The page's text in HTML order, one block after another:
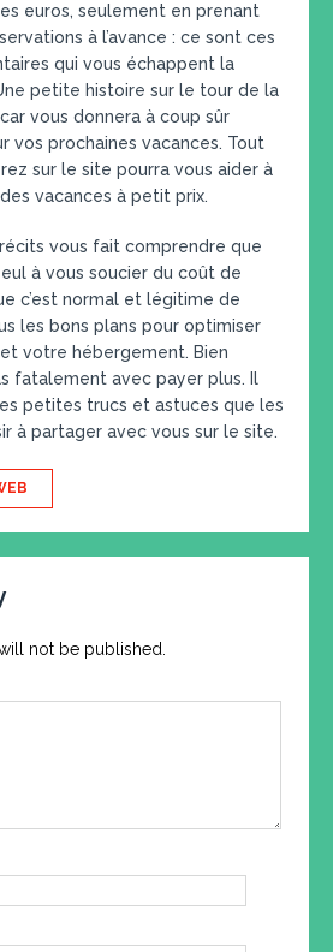
euros, seulement en prenant
à l’avance : ce sont ces
qui vous échappent la
petite histoire sur le tour de la
vous donnera à coup sûr
vos prochaines vacances. Tout
sur le site pourra vous aider à
vacances à petit prix.
vous fait comprendre que
à vous soucier du coût de
c’est normal et légitime de
les bons plans pour optimiser
votre hébergement. Bien
fatalement avec payer plus. Il
petites trucs et astuces que les
à partager avec vous sur le site.
not be published.